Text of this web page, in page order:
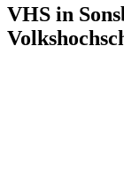
VHS in